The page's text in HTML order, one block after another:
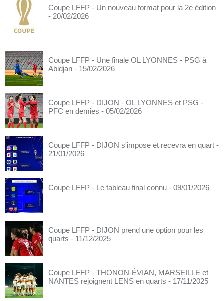
Coupe LFFP - Un nouveau format pour la 2e édition
- 20/02/2026
Coupe LFFP - Une finale OL LYONNES - PSG à
Abidjan - 15/02/2026
Coupe LFFP - DIJON - OL LYONNES et PSG -
PFC en demies - 05/02/2026
Coupe LFFP - DIJON s'impose et recevra en quart -
21/01/2026
Coupe LFFP - Le tableau final connu - 09/01/2026
Coupe LFFP - DIJON prend une option pour les
quarts - 11/12/2025
Coupe LFFP - THONON-ÉVIAN, MARSEILLE et
NANTES rejoignent LENS en quarts - 17/11/2025